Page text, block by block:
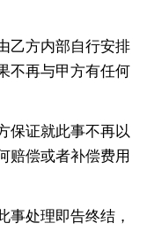
乙方内部自行安排
不再与甲方有任何
保证就此事不再以
赔偿或者补偿费用
事处理即告终结，